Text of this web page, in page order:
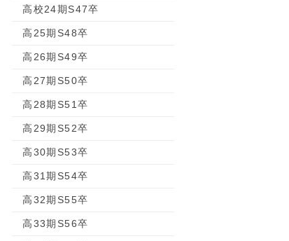
高校24期S47卒
高25期S48卒
高26期S49卒
高27期S50卒
高28期S51卒
高29期S52卒
高30期S53卒
高31期S54卒
高32期S55卒
高33期S56卒